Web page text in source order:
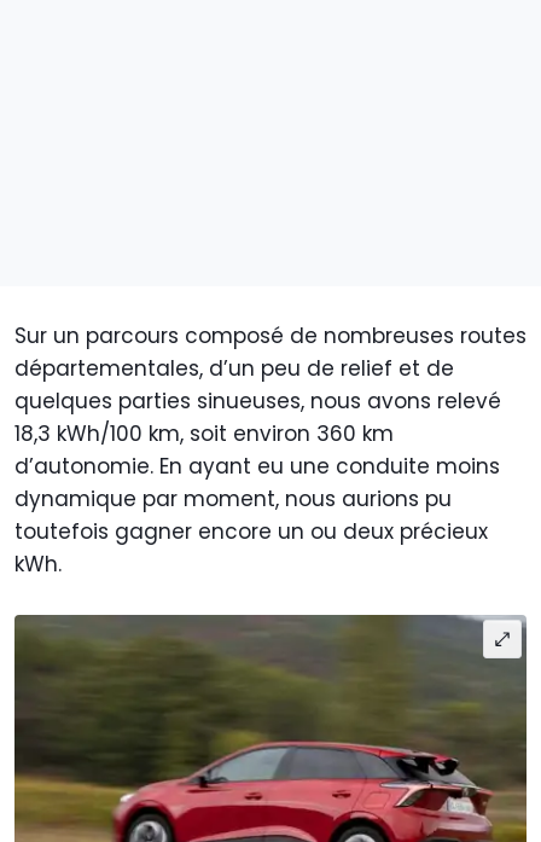
Sur un parcours composé de nombreuses routes
départementales, d’un peu de relief et de
quelques parties sinueuses, nous avons relevé
18,3 kWh/100 km, soit environ 360 km
d’autonomie. En ayant eu une conduite moins
dynamique par moment, nous aurions pu
toutefois gagner encore un ou deux précieux
kWh.